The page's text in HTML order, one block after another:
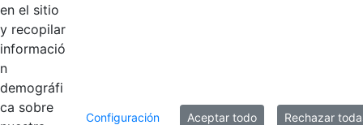
en el sitio
y recopilar
informació
n
demográfi
ca sobre
Configuración Aceptar todo Rechazar